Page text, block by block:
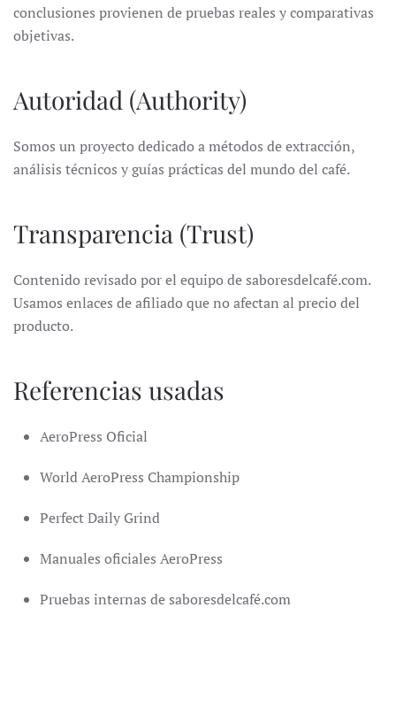
conclusiones provienen de pruebas reales y comparativas
objetivas.
Autoridad (Authority)
Somos un proyecto dedicado a métodos de extracción,
análisis técnicos y guías prácticas del mundo del café.
Transparencia (Trust)
Contenido revisado por el equipo de saboresdelcafé.com.
Usamos enlaces de afiliado que no afectan al precio del
producto.
Referencias usadas
AeroPress Oficial
World AeroPress Championship
Perfect Daily Grind
Manuales oficiales AeroPress
Pruebas internas de saboresdelcafé.com